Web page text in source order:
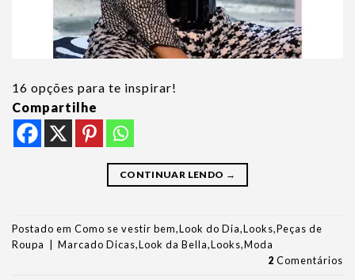
16 opções para te inspirar!
Compartilhe
CONTINUAR LENDO →
Postado em Como se vestir bem,Look do Dia,Looks,Peças de
Roupa
Marcado Dicas,Look da Bella,Looks,Moda
2 Comentários